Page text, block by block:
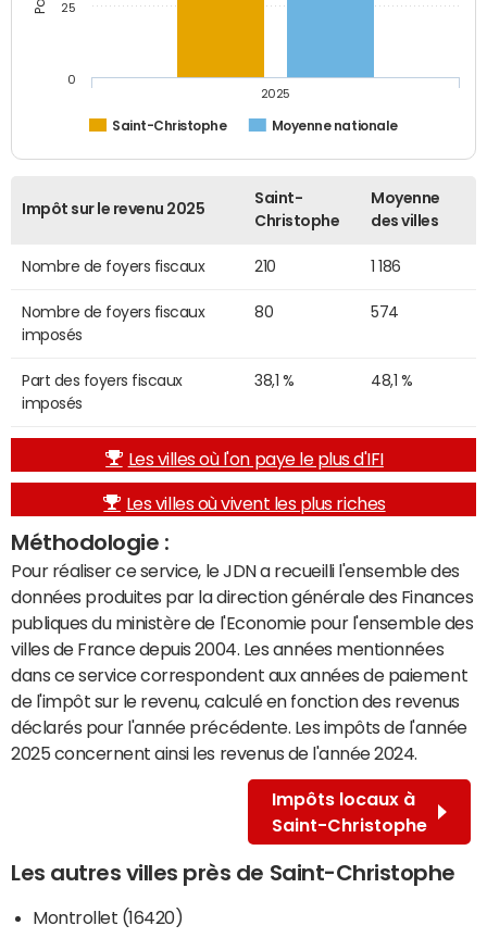
Saint-Christophe Moyenne nationale
2025
0
25
Impôt sur le revenu 2025
Saint-
Christophe
Moyenne
des villes
Nombre de foyers fiscaux 210 1 186
Nombre de foyers fiscaux
imposés
80 574
Part des foyers fiscaux
imposés
38,1 % 48,1 %
Les villes où l'on paye le plus d'IFI
Les villes où vivent les plus riches
Méthodologie :
Pour réaliser ce service, le JDN a recueilli l'ensemble des
données produites par la direction générale des Finances
publiques du ministère de l'Economie pour l'ensemble des
villes de France depuis 2004. Les années mentionnées
dans ce service correspondent aux années de paiement
de l'impôt sur le revenu, calculé en fonction des revenus
déclarés pour l'année précédente. Les impôts de l'année
2025 concernent ainsi les revenus de l'année 2024.
Impôts locaux à
Saint-Christophe
Les autres villes près de Saint-Christophe
Montrollet (16420)